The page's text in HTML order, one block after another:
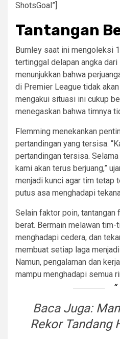
ShotsGoal”]
Tantangan
Burnley saat ini mengoleksi
tertinggal delapan angka dari
menunjukkan bahwa
di Premier League tidak
mengakui situasi ini cukup
menegaskan bahwa timnya
Flemming menekankan
pertandingan yang tersisa.
pertandingan tersisa.
kami akan terus berjuang,”
menjadi kunci agar tim tetap
putus asa menghadapi
Selain faktor poin, tantangan
berat. Bermain melawan tim-
menghadapi cedera, dan
membuat setiap laga
Namun, pengalaman dan
mampu menghadapi semua
Baca Juga:
Rekor Tandang